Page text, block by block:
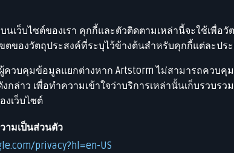
เว็บไซต์ของเรา คุกกี้และตัวติดตามเหล่านี้จะใช้เพื่อวั
ของวัตถุประสงค์ที่ระบุไว้ข้างต้นสำหรับคุกกี้แต่ละประ
วบคุมข้อมูลแยกต่างหาก Artstorm ไม่สามารถควบคุ
ล่าว เพื่อทำความเข้าใจว่าบริการเหล่านั้นเก็บรวบร
เว็บไซต์
ามเป็นส่วนตัว
privacy?hl=en-US